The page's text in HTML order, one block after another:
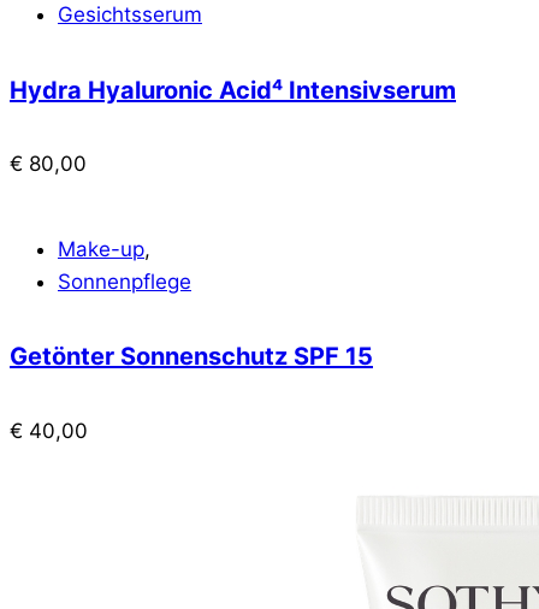
Gesichtsserum
Hydra Hyaluronic Acid⁴ Intensivserum
€ 80,00
Make-up,
Sonnenpflege
Getönter Sonnenschutz SPF 15
€ 40,00